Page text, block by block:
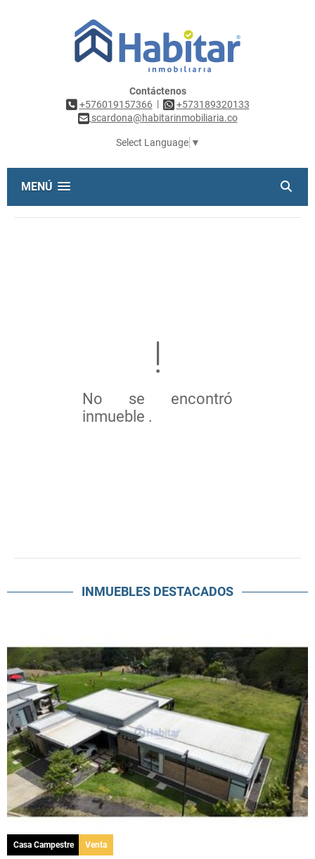
Contáctenos
+576019157366 |
+573189320133
scardona@habitarinmobiliaria.co
Select Language ▼
MENÚ
No se encontró
inmueble .
INMUEBLES DESTACADOS
Casa Campestre Venta